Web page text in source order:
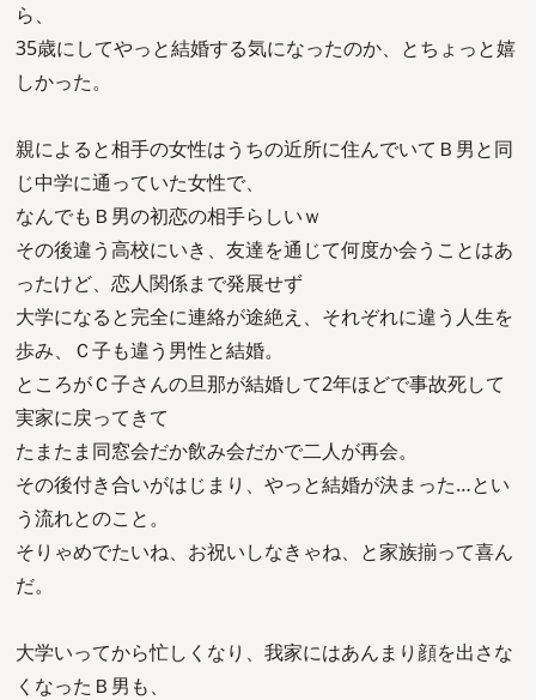
ら、
35歳にしてやっと結婚する気になったのか、とちょっと嬉
しかった。
親によると相手の女性はうちの近所に住んでいてＢ男と同
じ中学に通っていた女性で、
なんでもＢ男の初恋の相手らしいｗ
その後違う高校にいき、友達を通じて何度か会うことはあ
ったけど、恋人関係まで発展せず
大学になると完全に連絡が途絶え、それぞれに違う人生を
歩み、Ｃ子も違う男性と結婚。
ところがＣ子さんの旦那が結婚して2年ほどで事故死して
実家に戻ってきて
たまたま同窓会だか飲み会だかで二人が再会。
その後付き合いがはじまり、やっと結婚が決まった…とい
う流れとのこと。
そりゃめでたいね、お祝いしなきゃね、と家族揃って喜ん
だ。
大学いってから忙しくなり、我家にはあんまり顔を出さな
くなったＢ男も、